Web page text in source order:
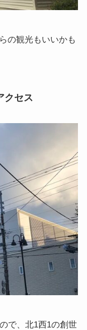
の観光もいいかも
クセス
で、北1西1の創世